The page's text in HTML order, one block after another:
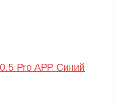
Pro APP Синий